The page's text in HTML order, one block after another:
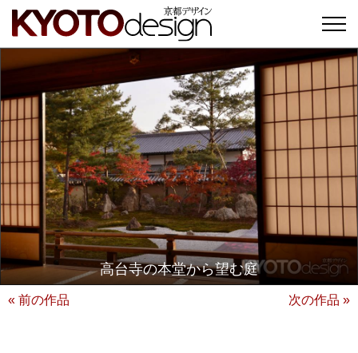
高台寺の本堂から望む庭
« 前の作品 次の作品 »